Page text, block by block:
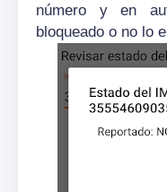
número y en
bloqueado o no lo